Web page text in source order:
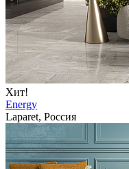
Хит!
Energy
Laparet, Россия